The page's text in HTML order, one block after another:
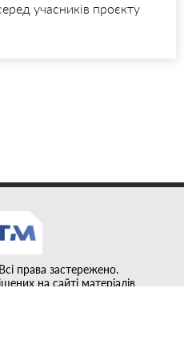
учасників проєкту
права застережено.
на сайті матеріалів